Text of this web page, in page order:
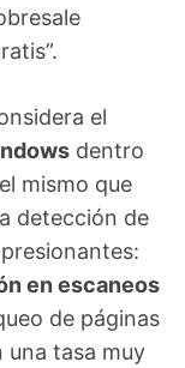
el
dentro
mismo que
detección de
en escaneos
de páginas
una tasa muy